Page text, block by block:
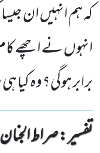
کہ ہم انہیں ان
انہوں نے اچھے
برابر ہوگی؟ وہ کیا
تفسیر : ‎صراط الجنان